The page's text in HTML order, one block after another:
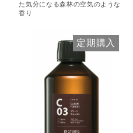
た気分になる森林の空気のような
香り
定期購入